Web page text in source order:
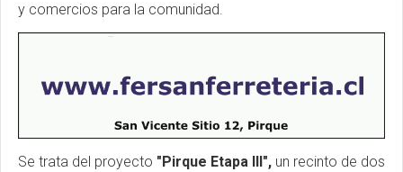
y comercios para la comunidad.
Se trata del proyecto "Pirque Etapa III", un recinto de dos